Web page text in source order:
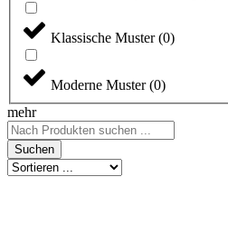
Klassische Muster (0)
Moderne Muster (0)
mehr
Search
...Suchen